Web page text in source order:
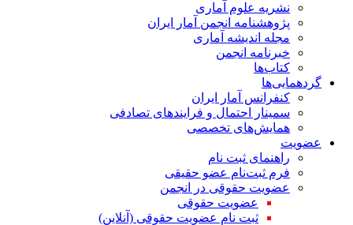
نشریه علوم آماری
پژوهشنامه انجمن آمار ایران
مجله اندیشه آماری
خبرنامه انجمن
کتاب‌ها
گردهمایی‌ها
کنفرانس آمار ایران
سمینار احتمال و فرایندهای تصادفی
همایش‌های تخصصی
عضویت
راهنمای ثبت نام
فرم ثبت‌نام عضو حقیقی
عضویت حقوقی در انجمن
عضویت حقوقی
ثبت نام عضویت حقوقی (آنلاین)